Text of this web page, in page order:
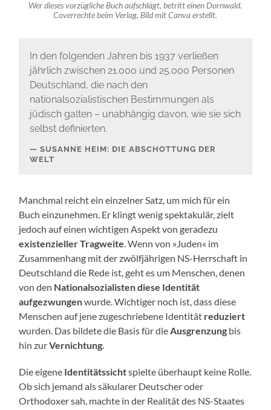
Wer dieses vorzügliche Buch aufschlägt, betritt einen Dornwald.
Coverrechte beim Verlag, Bild mit Canva erstellt.
In den folgenden Jahren bis 1937 verließen
jährlich zwischen 21.000 und 25.000 Personen
Deutschland, die nach den
nationalsozialistischen Bestimmungen als
jüdisch galten – unabhängig davon, wie sie sich
selbst definierten.
SUSANNE HEIM: DIE ABSCHOTTUNG DER
WELT
Manchmal reicht ein einzelner Satz, um mich für ein
Buch einzunehmen. Er klingt wenig spektakulär, zielt
jedoch auf einen wichtigen Aspekt von geradezu
existenzieller Tragweite. Wenn von »Juden« im
Zusammenhang mit der zwölfjährigen NS-Herrschaft in
Deutschland die Rede ist, geht es um Menschen, denen
von den Nationalsozialisten diese Identität
aufgezwungenwurde. Wichtiger noch ist, dass diese
Menschen auf jene zugeschriebene Identität reduziert
wurden. Das bildete die Basis für dieAusgrenzung bis
hin zurVernichtung.
Die eigene Identitätssichtspielte überhaupt keine Rolle.
Ob sich jemand als säkularer Deutscher oder
Orthodoxer sah, machte in der Realität des NS-Staates